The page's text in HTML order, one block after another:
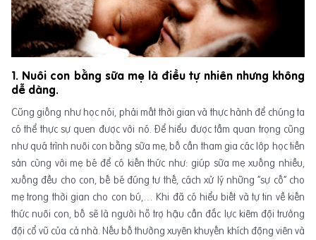
1. Nuôi con bằng sữa mẹ là điều tự nhiên nhưng không
dễ dàng.
Cũng giống như học nói, phải mất thời gian và thực hành để chúng ta
có thể thực sự quen được với nó. Để hiểu được tầm quan trọng cũng
như quá trình nuôi con bằng sữa mẹ, bố cần tham gia các lớp học tiền
sản cùng với mẹ bé để có kiến thức như: giúp sữa mẹ xuống nhiều,
xuống đều cho con, bế bé đúng tư thế, cách xử lý những “sự cố” cho
mẹ trong thời gian cho con bú,… Khi đã có hiểu biết và tự tin về kiến
thức nuôi con, bố sẽ là người hỗ trợ hậu cần đắc lực kiêm đội trưởng
đội cổ vũ của cả nhà. Nếu bố thường xuyên khuyến khích động viên và